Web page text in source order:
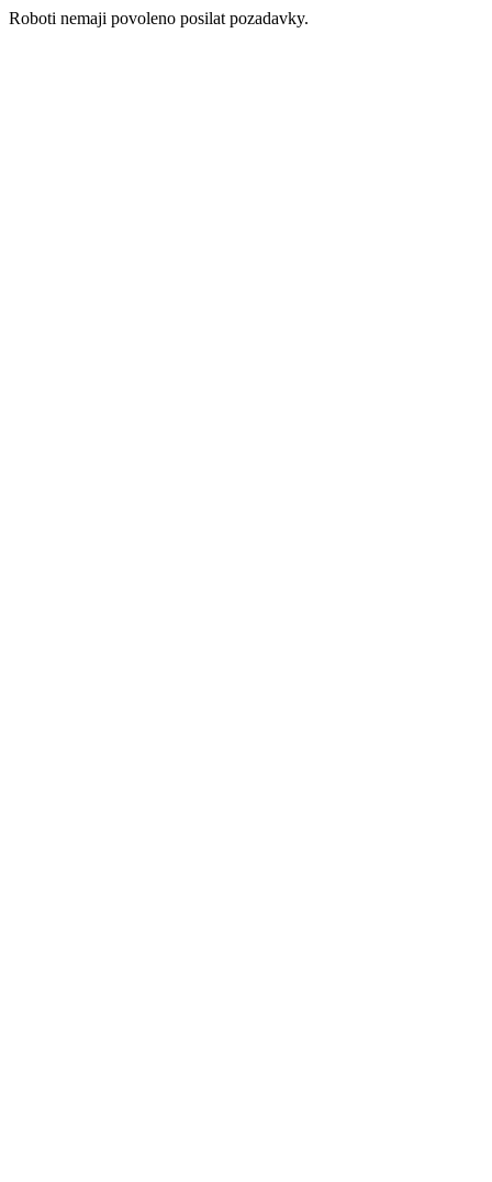
Roboti nemaji povoleno posilat pozadavky.